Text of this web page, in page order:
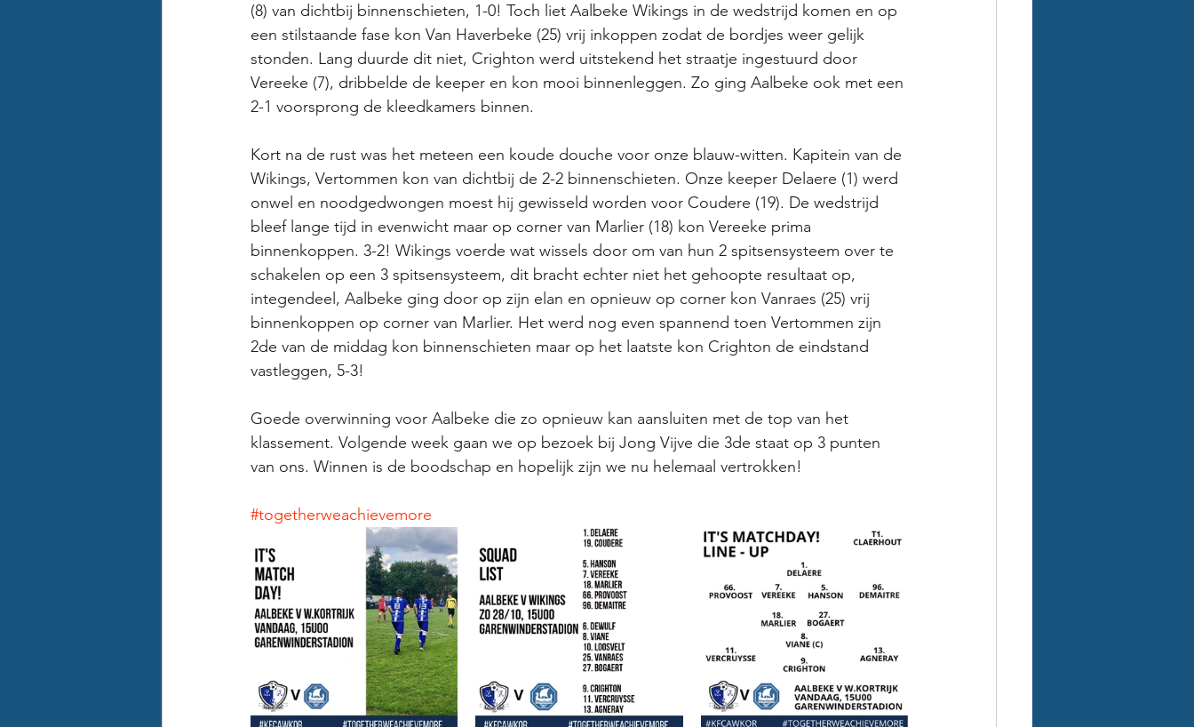
(8) van dichtbij binnenschieten, 1-0! Toch liet Aalbeke Wikings in de wedstrijd komen en op
een stilstaande fase kon Van Haverbeke (25) vrij inkoppen zodat de bordjes weer gelijk
stonden. Lang duurde dit niet, Crighton werd uitstekend het straatje ingestuurd door
Vereeke (7), dribbelde de keeper en kon mooi binnenleggen. Zo ging Aalbeke ook met een
2-1 voorsprong de kleedkamers binnen.
Kort na de rust was het meteen een koude douche voor onze blauw-witten. Kapitein van de
Wikings, Vertommen kon van dichtbij de 2-2 binnenschieten. Onze keeper Delaere (1) werd
onwel en noodgedwongen moest hij gewisseld worden voor Coudere (19). De wedstrijd
bleef lange tijd in evenwicht maar op corner van Marlier (18) kon Vereeke prima
binnenkoppen. 3-2! Wikings voerde wat wissels door om van hun 2 spitsensysteem over te
schakelen op een 3 spitsensysteem, dit bracht echter niet het gehoopte resultaat op,
integendeel, Aalbeke ging door op zijn elan en opnieuw op corner kon Vanraes (25) vrij
binnenkoppen op corner van Marlier. Het werd nog even spannend toen Vertommen zijn
2de van de middag kon binnenschieten maar op het laatste kon Crighton de eindstand
vastleggen, 5-3!
Goede overwinning voor Aalbeke die zo opnieuw kan aansluiten met de top van het
klassement. Volgende week gaan we op bezoek bij Jong Vijve die 3de staat op 3 punten
van ons. Winnen is de boodschap en hopelijk zijn we nu helemaal vertrokken!
#togetherweachievemore